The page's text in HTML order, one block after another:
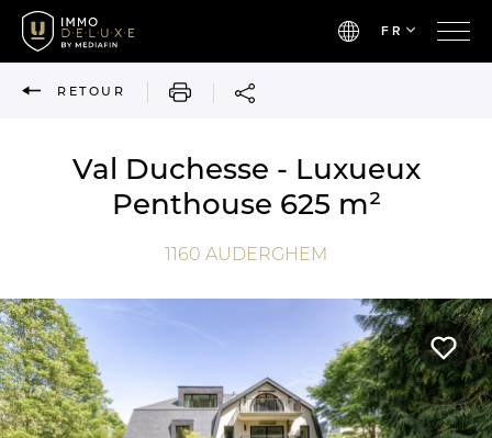
FR
RETOUR IMPRIMER
Val Duchesse - Luxueux
Penthouse 625 m²
1160 AUDERGHEM